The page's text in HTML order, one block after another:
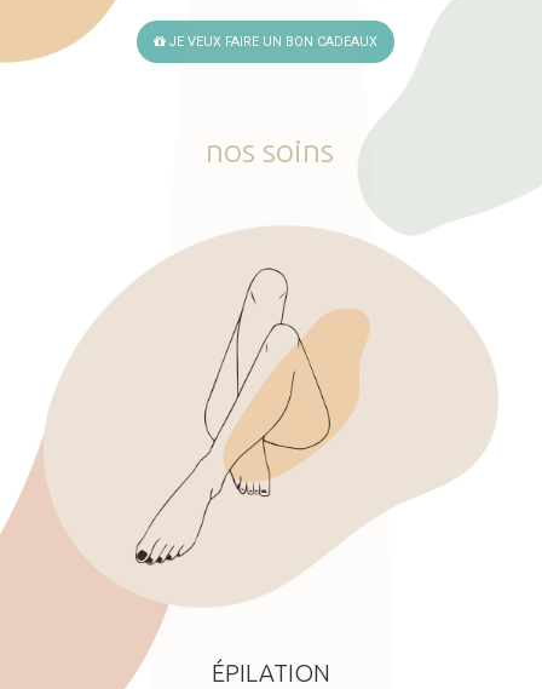
JE VEUX FAIRE UN BON CADEAUX
nos soins
ÉPILATION